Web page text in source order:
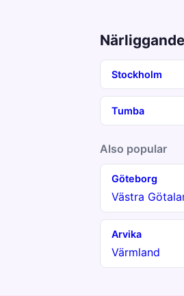
Stockholm
Tumba
Also popular
Göteborg
Västra
Arvika
Värmland